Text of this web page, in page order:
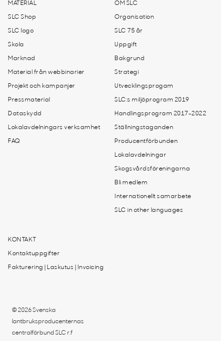
MATERIAL
SLC Shop
SLC logo
Skola
Marknad
Material från webbinarier
Projekt och kampanjer
Pressmaterial
Dataskydd
Lokalavdelningars verksamhet
FAQ
OM SLC
Organisation
SLC 75 år
Uppgift
Bakgrund
Strategi
Utvecklingsprogam
SLC:s miljöprogram 2019
Handlingsprogram 2017-2022
Ställningstaganden
Producentförbunden
Lokalavdelningar
Skogsvårdsföreningarna
Bli medlem
Internationellt samarbete
SLC in other languages
KONTAKT
Kontaktuppgifter
Fakturering | Laskutus | Invoicing
© 2026 Svenska
lantbruksproducenternas
centralförbund SLC r.f